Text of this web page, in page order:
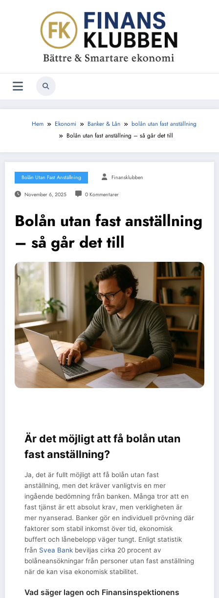
Hem Ekonomi Banker & Lån
bolån utan fast anställning
Bolån utan fast anställning – så går det till
Bolån Utan Fast Anställning Finansklubben
November 6, 2025 0 Kommentarer
Bolån utan fast anställning
– så går det till
Är det möjligt att få bolån utan
fast anställning?
Ja, det är fullt möjligt att få bolån utan fast
anställning, men det kräver vanligtvis en mer
ingående bedömning från banken. Många tror att en
fast tjänst är ett absolut krav, men verkligheten är
mer nyanserad. Banker gör en individuell prövning där
faktorer som stabil inkomst över tid, ekonomisk
buffert och lånebelopp väger tungt. Enligt statistik
från Svea Bank beviljas cirka 20 procent av
bolåneansökningar från personer utan fast anställning
när de kan visa ekonomisk stabilitet.
Vad säger lagen och Finansinspektionens